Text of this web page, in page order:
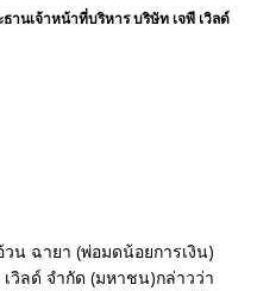
จ้าหน้าที่บริหาร บริษัท เจพี เวิลด์
น ฉายา (พ่อมดน้อยการเงิน)
วิลด์ จำกัด (มหาชน)กล่าวว่า